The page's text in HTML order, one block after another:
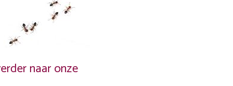
naar onze